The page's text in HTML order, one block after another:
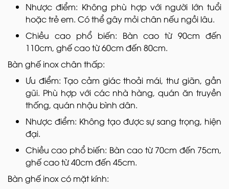
Nhược điểm: Không phù hợp với người lớn tuổi
hoặc trẻ em. Có thể gây mỏi chân nếu ngồi lâu.
Chiều cao phổ biến: Bàn cao từ 90cm đến
110cm, ghế cao từ 60cm đến 80cm.
Bàn ghế inox chân thấp:
Ưu điểm: Tạo cảm giác thoải mái, thư giãn, gần
gũi. Phù hợp với các nhà hàng, quán ăn truyền
thống, quán nhậu bình dân.
Nhược điểm: Không tạo được sự sang trọng, hiện
đại.
Chiều cao phổ biến: Bàn cao từ 70cm đến 75cm,
ghế cao từ 40cm đến 45cm.
Bàn ghế inox có mặt kính: